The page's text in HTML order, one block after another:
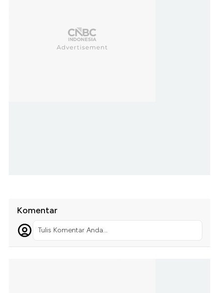
Komentar
Tulis Komentar Anda...